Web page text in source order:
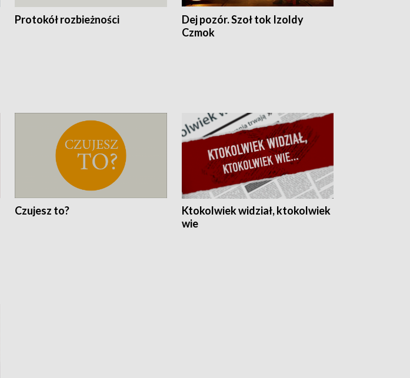
Protokół rozbieżności
Dej pozór. Szoł tok Izoldy
Czmok
Czujesz to?
Ktokolwiek widział, ktokolwiek
wie